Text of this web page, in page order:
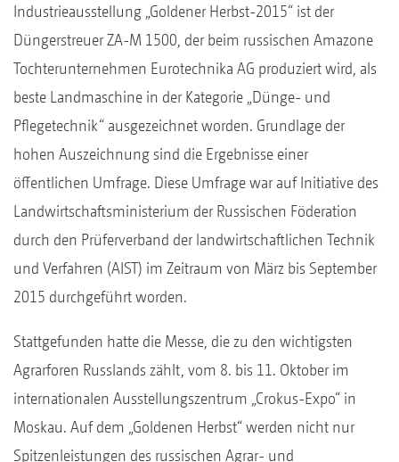
Industrieausstellung „Goldener Herbst-2015“ ist der
Düngerstreuer ZA-M 1500, der beim russischen Amazone
Tochterunternehmen Eurotechnika AG produziert wird, als
beste Landmaschine in der Kategorie „Dünge- und
Pflegetechnik“ ausgezeichnet worden. Grundlage der
hohen Auszeichnung sind die Ergebnisse einer
öffentlichen Umfrage. Diese Umfrage war auf Initiative des
Landwirtschaftsministerium der Russischen Föderation
durch den Prüferverband der landwirtschaftlichen Technik
und Verfahren (AIST) im Zeitraum von März bis September
2015 durchgeführt worden.
Stattgefunden hatte die Messe, die zu den wichtigsten
Agrarforen Russlands zählt, vom 8. bis 11. Oktober im
internationalen Ausstellungszentrum „Crokus-Expo“ in
Moskau. Auf dem „Goldenen Herbst“ werden nicht nur
Spitzenleistungen des russischen Agrar- und